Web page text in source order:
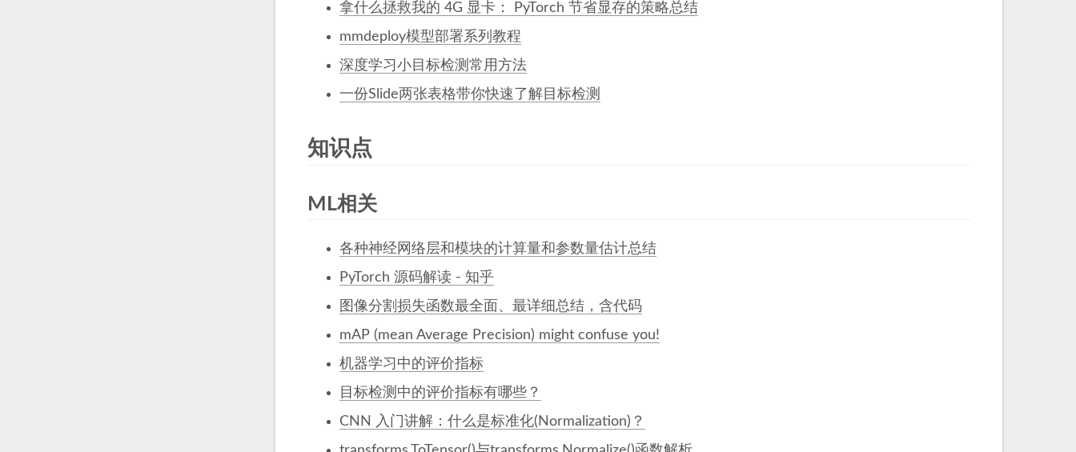
拿什么拯救我的 4G 显卡： PyTorch 节省显存的策略总结
mmdeploy模型部署系列教程
深度学习小目标检测常用方法
一份Slide两张表格带你快速了解目标检测
知识点
ML相关
各种神经网络层和模块的计算量和参数量估计总结
PyTorch 源码解读 - 知乎
图像分割损失函数最全面、最详细总结，含代码
mAP (mean Average Precision) might confuse you!
机器学习中的评价指标
目标检测中的评价指标有哪些？
CNN 入门讲解：什么是标准化(Normalization)？